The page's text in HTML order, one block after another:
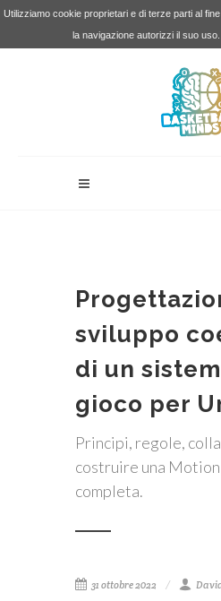
Utilizziamo cookie proprietari e di terze parti al
la navigazione autorizzi il suo uso.
sviluppo
di un
gioco per
Principi, regole,
costruire una
completa.
31 ottobre 2022